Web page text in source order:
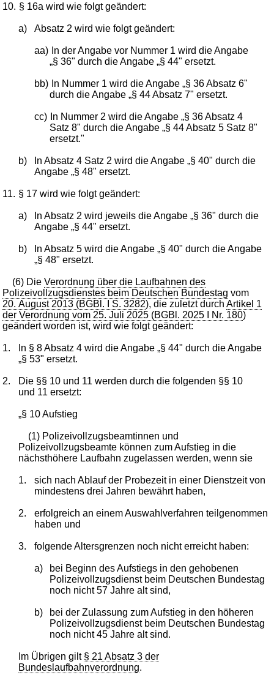
10. § 16a wird wie folgt geändert:
a) Absatz 2 wird wie folgt geändert:
aa)
In der Angabe vor Nummer 1 wird die Angabe
„§ 36" durch die Angabe „§ 44" ersetzt.
bb)
In Nummer 1 wird die Angabe „§ 36 Absatz 6"
durch die Angabe „§ 44 Absatz 7" ersetzt.
cc)
In Nummer 2 wird die Angabe „§ 36 Absatz 4
Satz 8" durch die Angabe „§ 44 Absatz 5 Satz 8"
ersetzt."
b)
In Absatz 4 Satz 2 wird die Angabe „§ 40" durch die
Angabe „§ 48" ersetzt.
11. § 17 wird wie folgt geändert:
a)
In Absatz 2 wird jeweils die Angabe „§ 36" durch die
Angabe „§ 44" ersetzt.
b)
In Absatz 5 wird die Angabe „§ 40" durch die Angabe
„§ 48" ersetzt.
(6) DieVerordnung über die Laufbahnen des
Polizeivollzugsdienstes beim Deutschen Bundestag vom
20. August 2013 (BGBl. I S. 3282), die zuletzt durchArtikel 1
der Verordnung vom 25. Juli 2025 (BGBl. 2025 I Nr. 180)
geändert worden ist, wird wie folgt geändert:
1.
In § 8 Absatz 4 wird die Angabe „§ 44" durch die Angabe
„§ 53" ersetzt.
2.
Die §§ 10 und 11 werden durch die folgenden §§ 10
und 11 ersetzt:
„§ 10 Aufstieg
(1) Polizeivollzugsbeamtinnen und
Polizeivollzugsbeamte können zum Aufstieg in die
nächsthöhere Laufbahn zugelassen werden, wenn sie
1.
sich nach Ablauf der Probezeit in einer Dienstzeit von
mindestens drei Jahren bewährt haben,
2.
erfolgreich an einem Auswahlverfahren teilgenommen
haben und
3. folgende Altersgrenzen noch nicht erreicht haben:
a)
bei Beginn des Aufstiegs in den gehobenen
Polizeivollzugsdienst beim Deutschen Bundestag
noch nicht 57 Jahre alt sind,
b)
bei der Zulassung zum Aufstieg in den höheren
Polizeivollzugsdienst beim Deutschen Bundestag
noch nicht 45 Jahre alt sind.
Im Übrigen gilt § 21 Absatz 3 der
Bundeslaufbahnverordnung.